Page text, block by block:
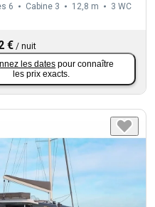
6 Cabine 3 12,8 m 3 WC
€ /nuit
les dates pour connaître
les prix exacts.